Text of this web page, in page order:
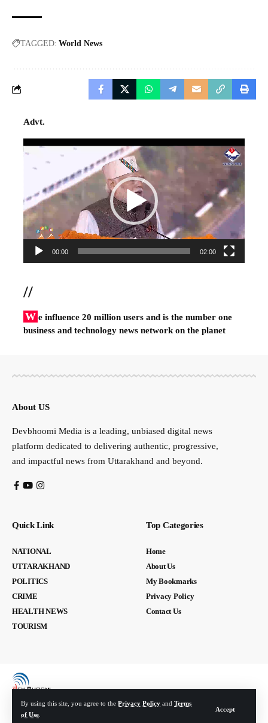
By using this site, you agree to the Privacy Policy and Terms
of Use
Accept
TAGGED: World News
Advt.
Video
00:00 02:00
//
W e influence 20 million users and is the number one
business and technology news network on the planet
About US
Devbhoomi Media is a leading, unbiased digital news
platform dedicated to delivering authentic, progressive,
and impactful news from Uttarakhand and beyond.
Quick Link
NATIONAL
UTTARAKHAND
POLITICS
CRIME
HEALTH NEWS
TOURISM
Top Categories
Home
About Us
My Bookmarks
Privacy Policy
Contact Us
© Devbhoomi Media. All Rights Reserved. | Developed By: